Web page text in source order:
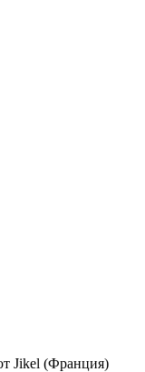
Jikel (Франция)